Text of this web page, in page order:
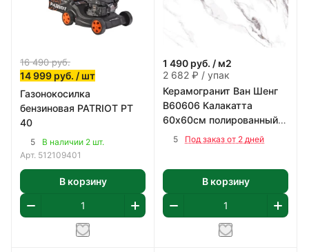
16 490руб.
14 999 руб. / шт
Газонокосилка
бензиновая PATRIOT PT
40
5
В наличии 2 шт.
Арт. 512109401
В корзину
1 490 руб. / м2
2 682 ₽ / упак
Керамогранит Ван Шенг
В60606 Калакатта
60х60см полированный
цвет бело-серый 1,8 м2/
5 Под заказ от 2 дней
В корзину